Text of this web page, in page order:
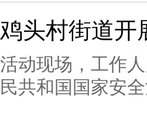
工作成效，同时
展出。
全的集中性宣传
育双向奔赴，必
鸡头村街道开
活动现场，工作
民共和国国家安